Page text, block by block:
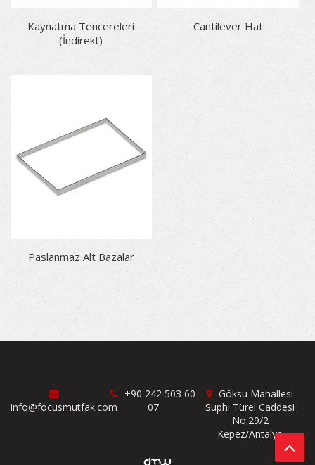
Kaynatma Tencereleri
(İndirekt)
Cantilever Hat
Paslanmaz Alt Bazalar
info@focusmutfak.com
+90 242 503 60
07
Göksu Mahallesi
Suphi Türel Caddesi
No:29/2
Kepez/Antalya